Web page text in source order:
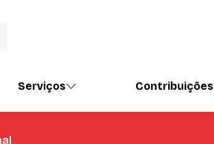
Serviços Contribuições